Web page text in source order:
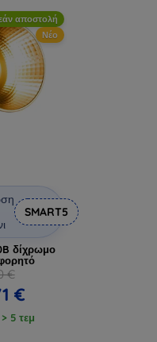
αποστολή
Νέο
SMART5
δίχρωμο
€
€
5 τεμ